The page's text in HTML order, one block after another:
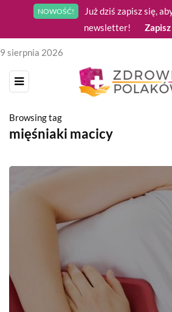
NOWOŚĆ!
Już dziś zapisz się,
newsletter!
9 sierpnia 2026
Browsing tag
mięśniaki macicy